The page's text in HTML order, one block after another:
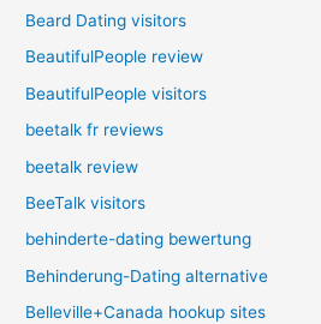
Beard Dating visitors
BeautifulPeople review
BeautifulPeople visitors
beetalk fr reviews
beetalk review
BeeTalk visitors
behinderte-dating bewertung
Behinderung-Dating alternative
Belleville+Canada hookup sites